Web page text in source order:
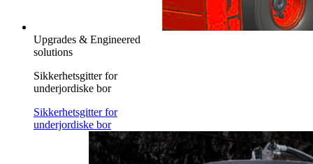
Upgrades & Engineered
solutions
Sikkerhetsgitter for
underjordiske bor
Sikkerhetsgitter for
underjordiske bor